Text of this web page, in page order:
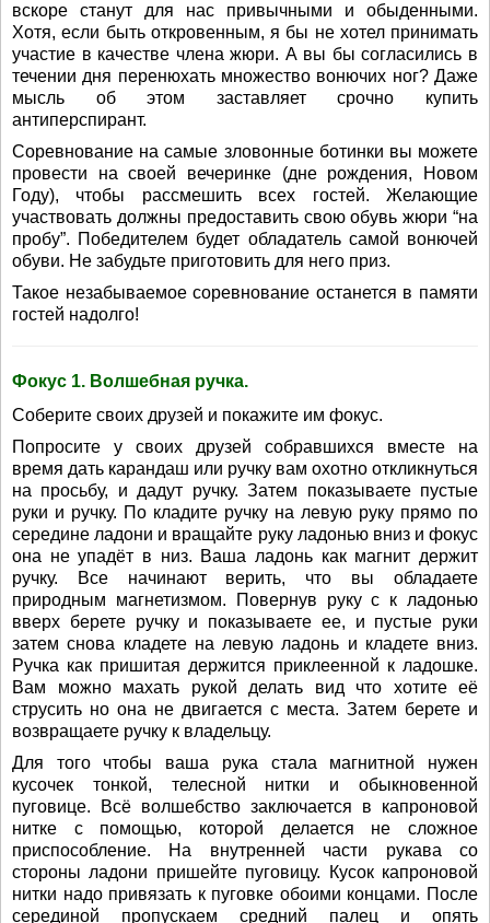
вскоре станут для нас привычными и обыденными.
Хотя, если быть откровенным, я бы не хотел принимать
участие в качестве члена жюри. А вы бы согласились в
течении дня перенюхать множество вонючих ног? Даже
мысль об этом заставляет срочно купить
антиперспирант.
Соревнование на самые зловонные ботинки вы можете
провести на своей вечеринке (дне рождения, Новом
Году), чтобы рассмешить всех гостей. Желающие
участвовать должны предоставить свою обувь жюри “на
пробу”. Победителем будет обладатель самой вонючей
обуви. Не забудьте приготовить для него приз.
Такое незабываемое соревнование останется в памяти
гостей надолго!
Фокус 1. Волшебная ручка.
Соберите своих друзей и покажите им фокус.
Попросите у своих друзей собравшихся вместе на
время дать карандаш или ручку вам охотно откликнуться
на просьбу, и дадут ручку. Затем показываете пустые
руки и ручку. По кладите ручку на левую руку прямо по
середине ладони и вращайте руку ладонью вниз и фокус
она не упадёт в низ. Ваша ладонь как магнит держит
ручку. Все начинают верить, что вы обладаете
природным магнетизмом. Повернув руку с к ладонью
вверх берете ручку и показываете ее, и пустые руки
затем снова кладете на левую ладонь и кладете вниз.
Ручка как пришитая держится приклеенной к ладошке.
Вам можно махать рукой делать вид что хотите её
струсить но она не двигается с места. Затем берете и
возвращаете ручку к владельцу.
Для того чтобы ваша рука стала магнитной нужен
кусочек тонкой, телесной нитки и обыкновенной
пуговице. Всё волшебство заключается в капроновой
нитке с помощью, которой делается не сложное
приспособление. На внутренней части рукава со
стороны ладони пришейте пуговицу. Кусок капроновой
нитки надо привязать к пуговке обоими концами. После
серединой пропускаем средний палец и опять